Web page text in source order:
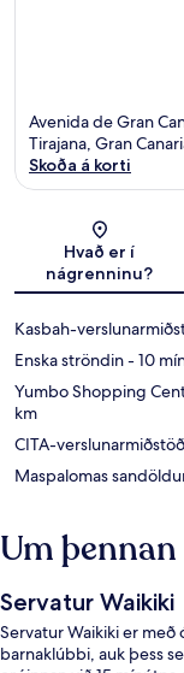
Avenida de Gran
Tirajana, Gran
Skoða á korti
Hvað er í
nágrenninu?
Kasbah-
Enska ströndin- 10
Yumbo Shopping
km
CITA-
Maspalomas
Um
Servatur Waikiki
Servatur Waikiki er
barnaklúbbi, auk þess